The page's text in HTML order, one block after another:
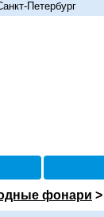
Петербург
фонари >